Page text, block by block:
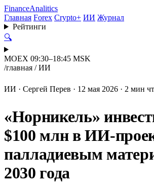
FinanceAnalitics
Главная Forex Crypto+ ИИ Журнал
Рейтинги
🔍
MOEX 09:30–18:45 MSK
/главная / ИИ
ИИ · Сергей Перев · 12 мая 2026 · 2 мин
«Норникель»
$100 млн в ИИ-
палладиевым
2030 года